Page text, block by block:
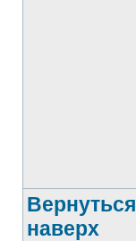
Вернуться
наверх